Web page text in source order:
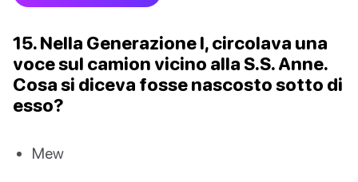
15. Nella Generazione I, circolava una
voce sul camion vicino alla S.S. Anne.
Cosa si diceva fosse nascosto sotto di
esso?
Mew